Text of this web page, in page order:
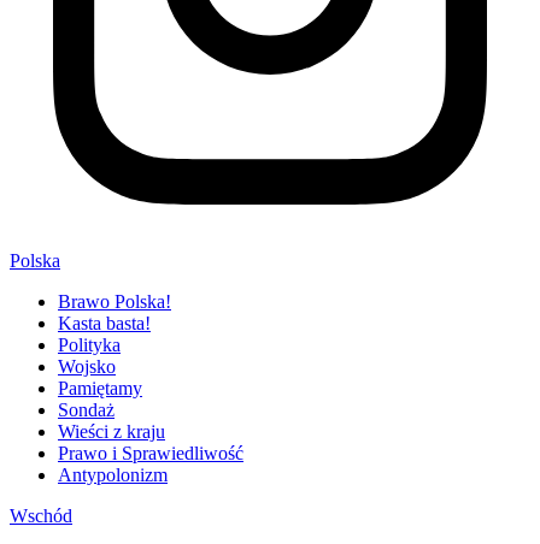
Polska
Brawo Polska!
Kasta basta!
Polityka
Wojsko
Pamiętamy
Sondaż
Wieści z kraju
Prawo i Sprawiedliwość
Antypolonizm
Wschód